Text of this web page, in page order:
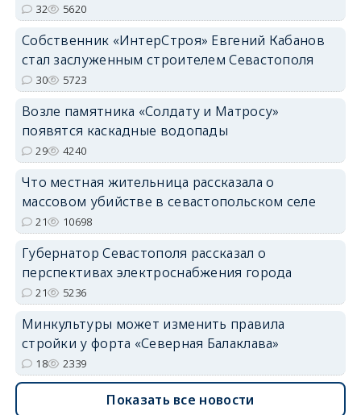
32 5620
Собственник «ИнтерСтроя» Евгений Кабанов
стал заслуженным строителем Севастополя
30 5723
Возле памятника «Солдату и Матросу»
появятся каскадные водопады
29 4240
Что местная жительница рассказала о
массовом убийстве в севастопольском селе
21 10698
Губернатор Севастополя рассказал о
перспективах электроснабжения города
21 5236
Минкультуры может изменить правила
стройки у форта «Северная Балаклава»
18 2339
Показать все новости